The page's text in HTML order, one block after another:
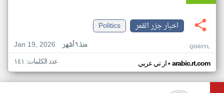
اخبار جزر القمر
Politics
Jan 19, 2026
منذ ٦ أشهر QG60YL
ار تي عربي• arabic.rt.com عدد الكلمات: ١٤١